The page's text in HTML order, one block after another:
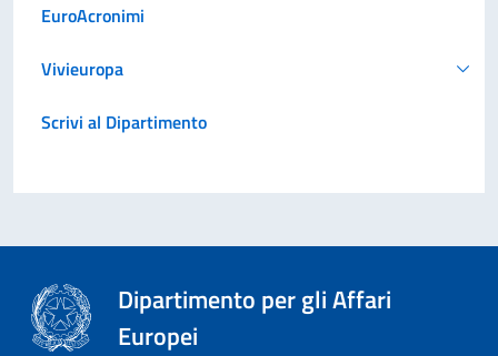
EuroAcronimi
Vivieuropa
Scrivi al Dipartimento
Dipartimento per gli Affari
Europei